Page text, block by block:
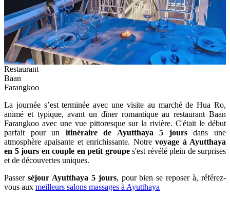
Restaurant
Baan
Farangkoo
La journée s’est terminée avec une visite au marché de Hua Ro,
animé et typique, avant un dîner romantique au restaurant Baan
Farangkoo avec une vue pittoresque sur la rivière. C'était le début
parfait pour un itinéraire de Ayutthaya 5 joursdans une
atmosphère apaisante et enrichissante. Notrevoyage à Ayutthaya
en 5 jours en couple en petit groupes'est révélé plein de surprises
et de découvertes uniques.
Passer séjour Ayutthaya 5 jours, pour bien se reposer à, référez-
vous aux meilleurs salons massages à Ayutthaya